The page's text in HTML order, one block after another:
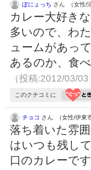
ぽにょっち さん （女性/
カレー大好き
多いので、わ
ュームがあっ
あるのか、食
（投稿:2012/03/
このクチコミに
チョコ さん （女性/伊東
落ち着いた雰
はいつも残し
口のカレーで